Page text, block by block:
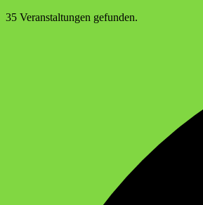
35 Veranstaltungen gefunden.